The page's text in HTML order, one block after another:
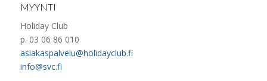
MYYNTI
Holiday Club
p. 03 06 86 010
asiakaspalvelu@holidayclub.fi
info@svc.fi